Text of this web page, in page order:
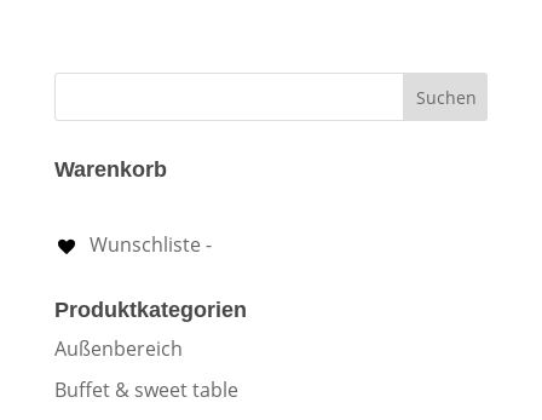
Warenkorb
Wunschliste -
Produktkategorien
Außenbereich
Buffet & sweet table